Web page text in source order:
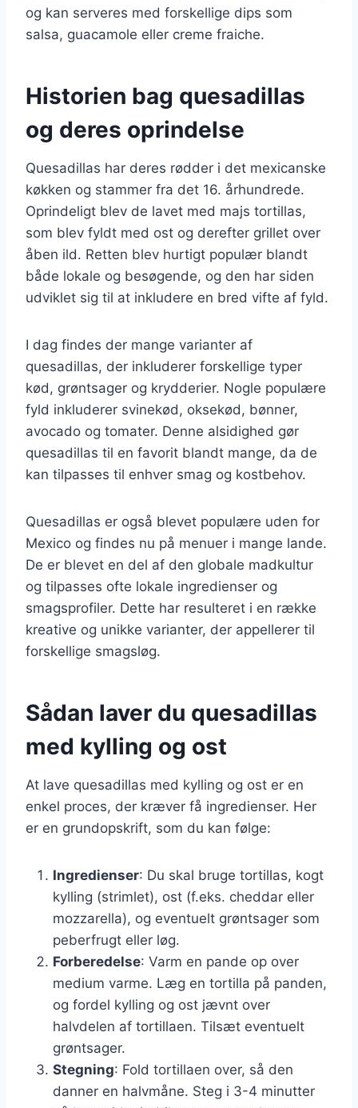
og kan serveres med forskellige dips som
salsa, guacamole eller creme fraiche.
Historien bag quesadillas
og deres oprindelse
Quesadillas har deres rødder i det mexicanske
køkken og stammer fra det 16. århundrede.
Oprindeligt blev de lavet med majs tortillas,
som blev fyldt med ost og derefter grillet over
åben ild. Retten blev hurtigt populær blandt
både lokale og besøgende, og den har siden
udviklet sig til at inkludere en bred vifte af fyld.
I dag findes der mange varianter af
quesadillas, der inkluderer forskellige typer
kød, grøntsager og krydderier. Nogle populære
fyld inkluderer svinekød, oksekød, bønner,
avocado og tomater. Denne alsidighed gør
quesadillas til en favorit blandt mange, da de
kan tilpasses til enhver smag og kostbehov.
Quesadillas er også blevet populære uden for
Mexico og findes nu på menuer i mange lande.
De er blevet en del af den globale madkultur
og tilpasses ofte lokale ingredienser og
smagsprofiler. Dette har resulteret i en række
kreative og unikke varianter, der appellerer til
forskellige smagsløg.
Sådan laver du quesadillas
med kylling og ost
At lave quesadillas med kylling og ost er en
enkel proces, der kræver få ingredienser. Her
er en grundopskrift, som du kan følge:
Ingredienser: Du skal bruge tortillas, kogt
kylling (strimlet), ost (f.eks. cheddar eller
mozzarella), og eventuelt grøntsager som
peberfrugt eller løg.
Forberedelse: Varm en pande op over
medium varme. Læg en tortilla på panden,
og fordel kylling og ost jævnt over
halvdelen af tortillaen. Tilsæt eventuelt
grøntsager.
Stegning: Fold tortillaen over, så den
danner en halvmåne. Steg i 3-4 minutter